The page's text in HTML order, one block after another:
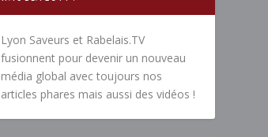
Lyon Saveurs et Rabelais.TV
fusionnent pour devenir un nouveau
média global avec toujours nos
articles phares mais aussi des vidéos !